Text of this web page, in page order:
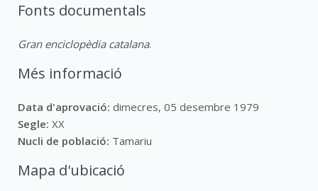
Fonts documentals
Gran enciclopèdia catalana.
Més informació
Data d'aprovació: dimecres, 05 desembre 1979
Segle: XX
Nucli de població: Tamariu
Mapa d'ubicació